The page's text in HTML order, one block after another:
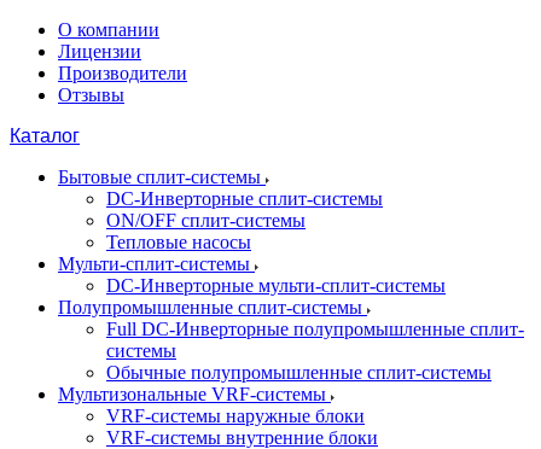
О компании
Лицензии
Производители
Отзывы
Каталог
Бытовые сплит-системы
DC-Инверторные сплит-системы
ON/OFF сплит-системы
Тепловые насосы
Мульти-сплит-системы
DC-Инверторные мульти-сплит-системы
Полупромышленные сплит-системы
Full DC-Инверторные полупромышленные сплит-
системы
Обычные полупромышленные сплит-системы
Мультизональные VRF-системы
VRF-системы наружные блоки
VRF-системы внутренние блоки